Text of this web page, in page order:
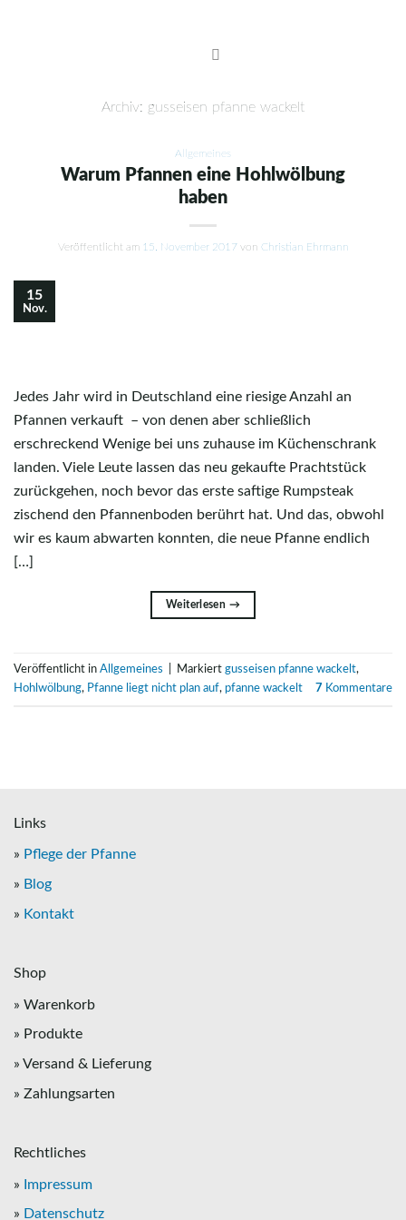
Archiv: gusseisen pfanne wackelt
Allgemeines
Warum Pfannen eine Hohlwölbung
haben
Veröffentlicht am 15. November 2017von Christian Ehrmann
15
Nov.
Jedes Jahr wird in Deutschland eine riesige Anzahl an
Pfannen verkauft – von denen aber schließlich
erschreckend Wenige bei uns zuhause im Küchenschrank
landen. Viele Leute lassen das neu gekaufte Prachtstück
zurückgehen, noch bevor das erste saftige Rumpsteak
zischend den Pfannenboden berührt hat. Und das, obwohl
wir es kaum abwarten konnten, die neue Pfanne endlich
[…]
Weiterlesen →
Veröffentlicht in Allgemeines Markiert gusseisen pfanne wackelt,
Hohlwölbung, Pfanne liegt nicht plan auf, pfanne wackelt 7 Kommentare
Links
» Pflege der Pfanne
» Blog
» Kontakt
Shop
» Warenkorb
» Produkte
» Versand & Lieferung
» Zahlungsarten
Rechtliches
» Impressum
» Datenschutz